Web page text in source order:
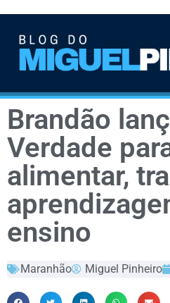
Brandão
Verdade
alimentar,
ensino
Maranhão Miguel Pinheiro